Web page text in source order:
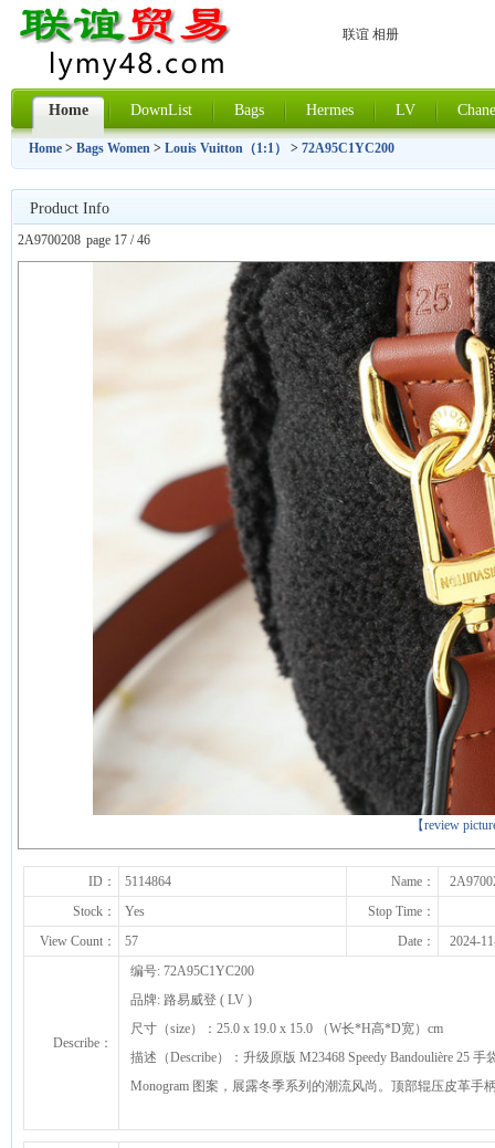
联谊 相册
Home DownList Bags Hermes LV
Home > Bags Women > Louis Vuitton（1:1） > 72A95C1YC200
Product Info
2A9700208 page 17 / 46
【review
上一张
下一张
ID： 5114864 Name：
Stock：
Yes
Stop Time：
View Count：
57 Date： 2024-
Describe：
编号: 72A95C1YC200
品牌: 路易威登 ( LV )
尺寸（size）：25.0 x 19.0 x 15.0 （W长*H高*D宽）cm
描述（Describe）：升级原版 M23468 Speedy Bandoulière 25
Monogram 图案，展露冬季系列的潮流风尚。顶部辊压皮革